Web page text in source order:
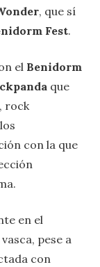
, que sí
Fest.
el Benidorm
que
rock
con la que
en el
pese a
con